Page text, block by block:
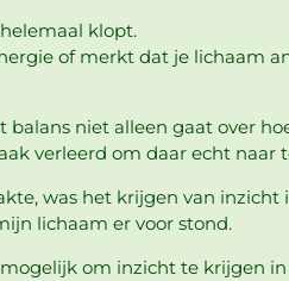
klopt.
of merkt dat je lichaam
niet alleen gaat over
verleerd om daar echt naar
was het krijgen van
lichaam er voor stond.
om inzicht te krijgen